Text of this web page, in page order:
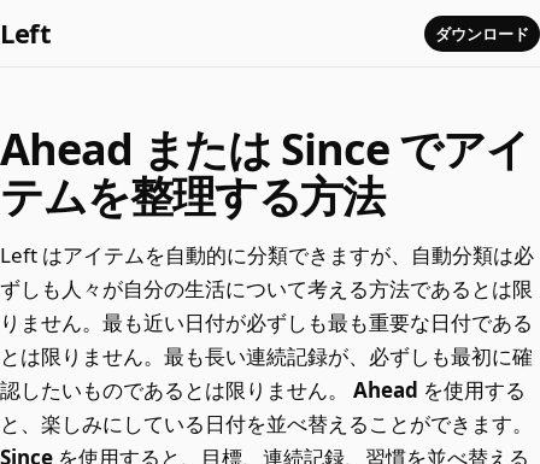
Left ダウンロード
Ahead または Since でアイ
テムを整理する方法
Left はアイテムを自動的に分類できますが、自動分類は必
ずしも人々が自分の生活について考える方法であるとは限
りません。最も近い日付が必ずしも最も重要な日付である
とは限りません。最も長い連続記録が、必ずしも最初に確
認したいものであるとは限りません。 Ahead を使用する
と、楽しみにしている日付を並べ替えることができます。
Since を使用すると、目標、連続記録、習慣を並べ替える